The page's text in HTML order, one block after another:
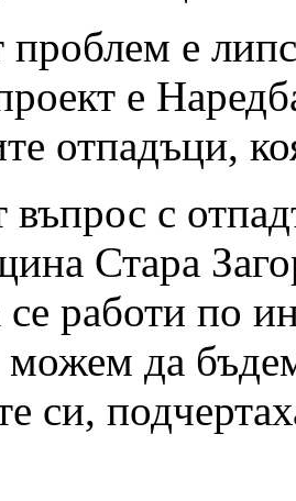
проблем е
е
отпадъци,
с
Стара
работи по
да
си,